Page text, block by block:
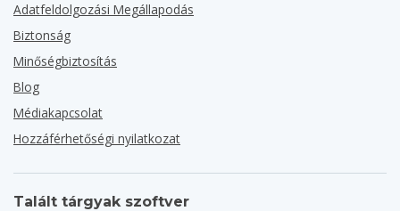
Adatfeldolgozási Megállapodás
Biztonság
Minőségbiztosítás
Blog
Médiakapcsolat
Hozzáférhetőségi nyilatkozat
Talált tárgyak szoftver